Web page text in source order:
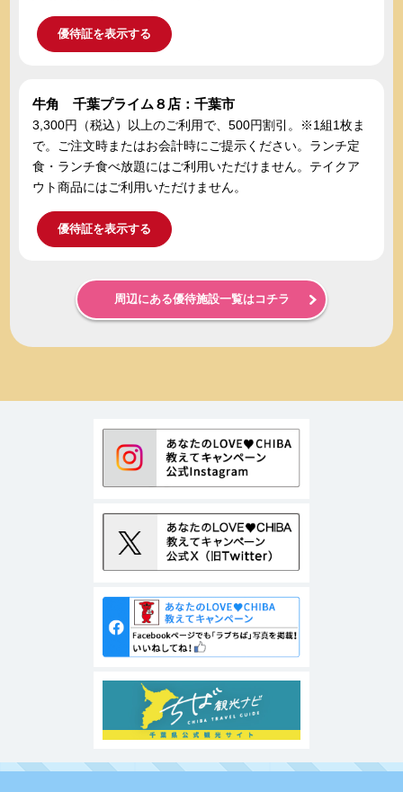
優待証を表示する
牛角 千葉プライム８店：千葉市
3,300円（税込）以上のご利用で、500円割引。※1組1枚ま
で。ご注文時またはお会計時にご提示ください。ランチ定
食・ランチ食べ放題にはご利用いただけません。テイクア
ウト商品にはご利用いただけません。
優待証を表示する
周辺にある優待施設一覧はコチラ